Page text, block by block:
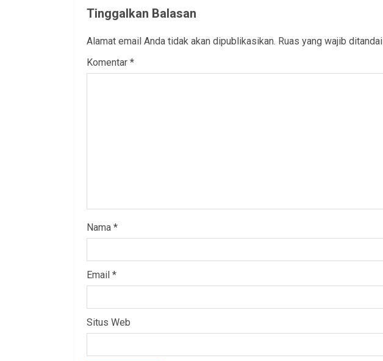
Tinggalkan Balasan
Alamat email Anda tidak akan dipublikasikan. Ruas yang wajib ditandai
Komentar *
Nama *
Email *
Situs Web